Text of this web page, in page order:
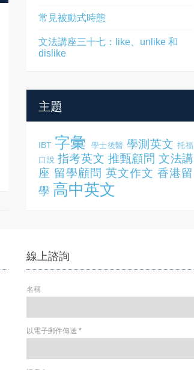
常見被動式時態
文法講座三十七：like、unlike 和
dislike
主題
IBT 字彙 學士後醫 學測英文 托福
口說 指考英文 推甄顧問 文法講
座 留學顧問 英文作文 香港留
學 高中英文
線上諮詢
名稱
以電子郵件傳送 *